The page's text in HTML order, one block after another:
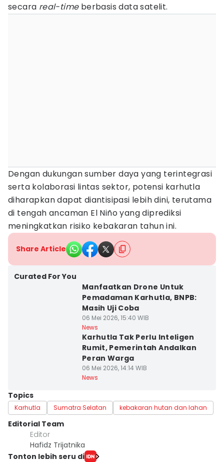
secara real-timeberbasis data satelit.
Dengan dukungan sumber daya yang terintegrasi
serta kolaborasi lintas sektor, potensi karhutla
diharapkan dapat diantisipasi lebih dini, terutama
di tengah ancaman El Niño yang diprediksi
meningkatkan risiko kebakaran tahun ini.
Share Article
Curated For You
Manfaatkan Drone Untuk
Pemadaman Karhutla, BNPB:
Masih Uji Coba
06 Mei 2026, 15:40 WIB
News
Karhutla Tak Perlu Inteligen
Rumit, Pemerintah Andalkan
Peran Warga
06 Mei 2026, 14:14 WIB
News
Topics
Karhutla Sumatra Selatan kebakaran hutan dan lahan
Editorial Team
Editor
Hafidz Trijatnika
Tonton lebih seru di